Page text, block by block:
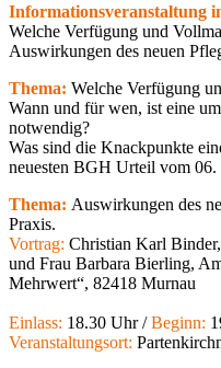
Informationsveranstaltung
Welche Verfügung und
Auswirkungen des neuen
Thema: Welche Verfügung
Wann und für wen, ist eine
notwendig?
Was sind die Knackpunkte
neuesten BGH Urteil vom 06.
Thema: Auswirkungen des
Praxis.
Vortrag: Christian Karl
und Frau Barbara Bierling,
Mehrwert“, 82418 Murnau
Einlass: 18.30 Uhr /Beginn:
Veranstaltungsort: